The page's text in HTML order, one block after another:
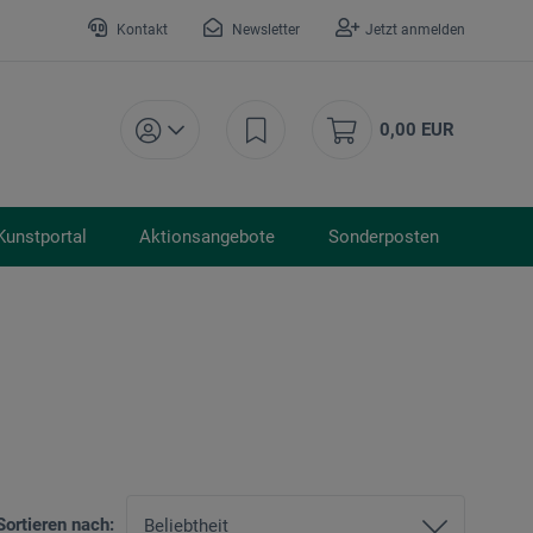
Kontakt Newsletter Jetzt anmelden
0,00 EUR
Aktionsangebote Sonderposten
nach: